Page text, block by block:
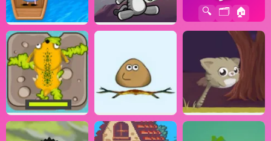
🏠
🗂️
🔍